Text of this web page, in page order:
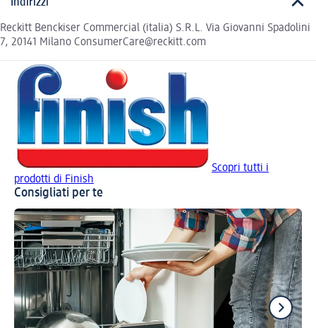
Indirizzi
Reckitt Benckiser Commercial (italia) S.R.L. Via Giovanni Spadolini
7, 20141 Milano ConsumerCare@reckitt.com
Scopri tutti i
prodotti di Finish
Consigliati per te